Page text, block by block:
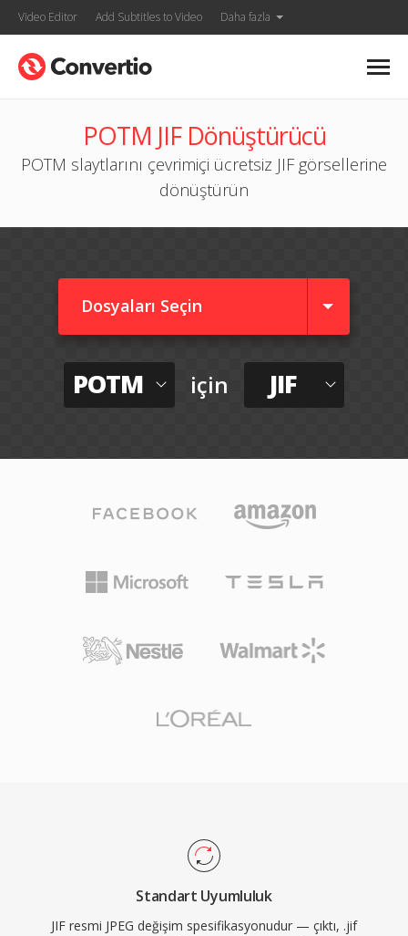
Video Editor Add Subtitles to Video Daha fazla
POTM JIF Dönüştürücü
POTM slaytlarını çevrimiçi ücretsiz JIF görsellerine
dönüştürün
Dosyaları Seçin
POTM için JIF
Standart Uyumluluk
JIF resmi JPEG değişim spesifikasyonudur — çıktı, .jif